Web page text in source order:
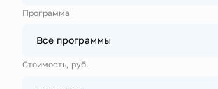
Программа
Все программы
Стоимость, руб.